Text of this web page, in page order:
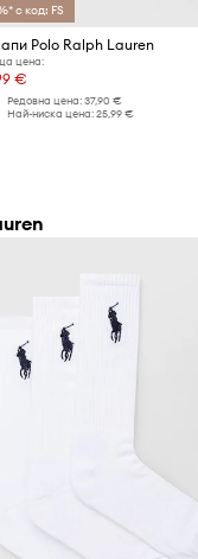
с код: FS
Polo Ralph Lauren
цена:
€
Редовна цена: 37,90 €
Най-ниска цена: 25,99 €